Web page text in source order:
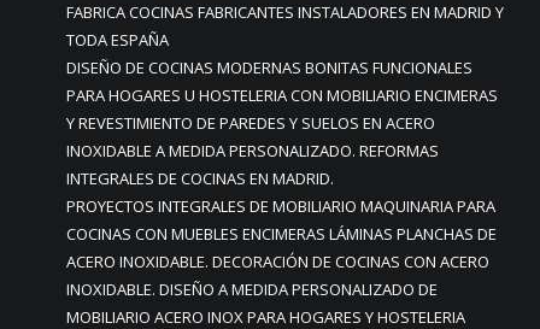
FABRICA COCINAS FABRICANTES INSTALADORES EN MADRID Y
TODA ESPAÑA
DISEÑO DE COCINAS MODERNAS BONITAS FUNCIONALES
PARA HOGARES U HOSTELERIA CON MOBILIARIO ENCIMERAS
Y REVESTIMIENTO DE PAREDES Y SUELOS EN ACERO
INOXIDABLE A MEDIDA PERSONALIZADO. REFORMAS
INTEGRALES DE COCINAS EN MADRID.
PROYECTOS INTEGRALES DE MOBILIARIO MAQUINARIA PARA
COCINAS CON MUEBLES ENCIMERAS LÁMINAS PLANCHAS DE
ACERO INOXIDABLE. DECORACIÓN DE COCINAS CON ACERO
INOXIDABLE. DISEÑO A MEDIDA PERSONALIZADO DE
MOBILIARIO ACERO INOX PARA HOGARES Y HOSTELERIA